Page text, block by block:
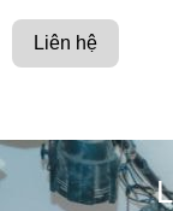
Liên hệ